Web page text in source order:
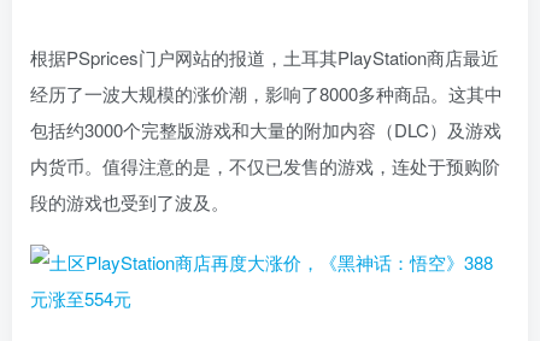
根据PSprices门户网站的报道，土耳其PlayStation商店最近
经历了一波大规模的涨价潮，影响了8000多种商品。这其中
包括约3000个完整版游戏和大量的附加内容（DLC）及游戏
内货币。值得注意的是，不仅已发售的游戏，连处于预购阶
段的游戏也受到了波及。